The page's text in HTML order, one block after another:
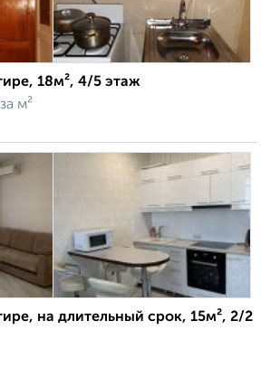
18м², 4/5 этаж
за м²
на длительный срок, 15м², 2/2